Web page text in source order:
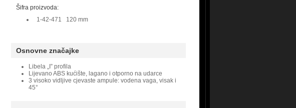
Šifra proizvoda:
1-42-471 120 mm
Osnovne značajke
Libela „I” profila
Lijevano ABS kućište, lagano i otporno na udarce
3 visoko vidljive cjevaste ampule: vodena vaga, visak i
45°